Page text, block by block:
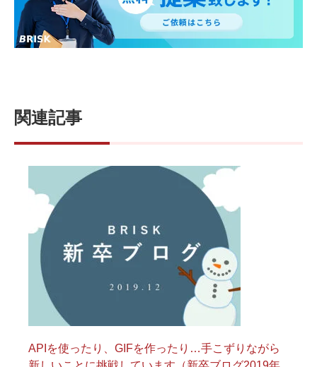
関連記事
APIを使ったり、GIFを作ったり…手こずりながら